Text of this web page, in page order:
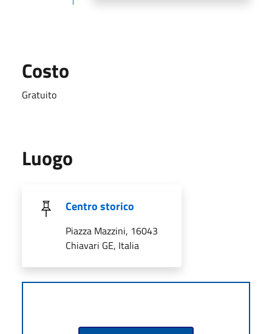
Costo
Gratuito
Luogo
Centro storico
Piazza Mazzini, 16043
Chiavari GE, Italia